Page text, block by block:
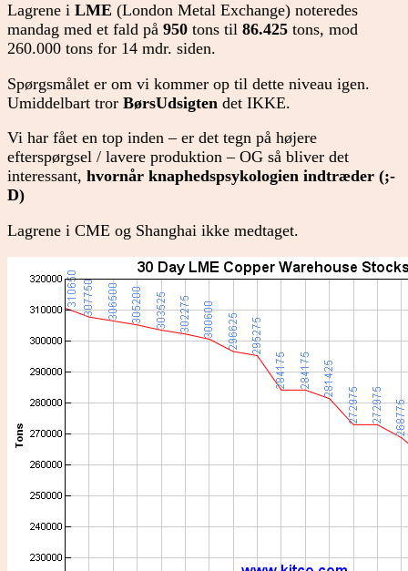
Lagrene i LME (London Metal Exchange) noteredes
mandag med et fald på 950 tons til 86.425 tons, mod
260.000 tons for 14 mdr. siden.
Spørgsmålet er om vi kommer op til dette niveau igen.
Umiddelbart tror BørsUdsigten det IKKE.
Vi har fået en top inden – er det tegn på højere
efterspørgsel / lavere produktion – OG så bliver det
interessant, hvornår knaphedspsykologien indtræder (;-
D)
Lagrene i CME og Shanghai ikke medtaget.